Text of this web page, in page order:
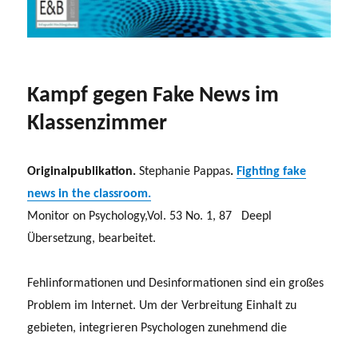
Kampf gegen Fake News im
Klassenzimmer
Originalpublikation. Stephanie Pappas. Fighting fake
news in the classroom.
Monitor on Psychology,Vol. 53 No. 1, 87 Deepl
Übersetzung, bearbeitet.
Fehlinformationen und Desinformationen sind ein großes
Problem im Internet. Um der Verbreitung Einhalt zu
gebieten, integrieren Psychologen zunehmend die